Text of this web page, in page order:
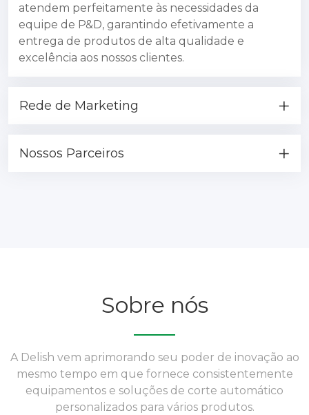
atendem perfeitamente às necessidades da
equipe de P&D, garantindo efetivamente a
entrega de produtos de alta qualidade e
excelência aos nossos clientes.
Rede de Marketing
Nossos Parceiros
Sobre nós
A Delish vem aprimorando seu poder de inovação ao
mesmo tempo em que fornece consistentemente
equipamentos e soluções de corte automático
personalizados para vários produtos.